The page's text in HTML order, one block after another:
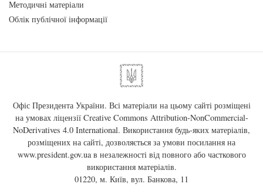
Методичні матеріали
Облік публічної інформації
Офіс Президента України. Всі матеріали на цьому сайті розміщені
на умовах ліцензії Creative Commons Attribution-NonCommercial-
NoDerivatives 4.0 International. Використання будь-яких матеріалів,
розміщених на сайті, дозволяється за умови посилання на
www.president.gov.uaв незалежності від повного або часткового
використання матеріалів.
01220, м. Київ, вул. Банкова, 11